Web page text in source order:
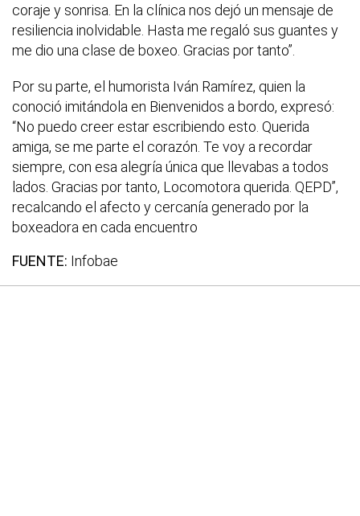
coraje y sonrisa. En la clínica nos dejó un mensaje de
resiliencia inolvidable. Hasta me regaló sus guantes y
me dio una clase de boxeo. Gracias por tanto”.
Por su parte, el humorista Iván Ramírez, quien la
conoció imitándola en Bienvenidos a bordo, expresó:
“No puedo creer estar escribiendo esto. Querida
amiga, se me parte el corazón. Te voy a recordar
siempre, con esa alegría única que llevabas a todos
lados. Gracias por tanto, Locomotora querida. QEPD”,
recalcando el afecto y cercanía generado por la
boxeadora en cada encuentro
FUENTE: Infobae